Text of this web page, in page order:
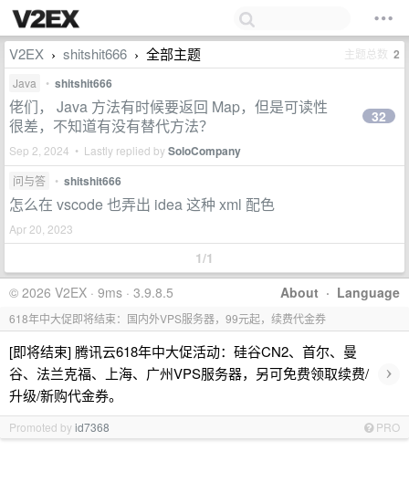
V2EX › shitshit666 › 全部主题 主题总数 2
Java • shitshit666
佬们， Java 方法有时候要返回 Map，但是可读性
很差，不知道有没有替代方法？
Sep 2, 2024 • Lastly replied bySoloCompany
32
问与答 • shitshit666
怎么在 vscode 也弄出 idea 这种 xml 配色
Apr 20, 2023
1/1
About · Language
© 2026 V2EX · 9ms · 3.9.8.5
618年中大促即将结束：国内外VPS服务器，99元起，续费代金券
[即将结束] 腾讯云618年中大促活动：硅谷CN2、首尔、曼
谷、法兰克福、上海、广州VPS服务器，另可免费领取续费/
升级/新购代金券。
›
Promoted byid7368 PRO